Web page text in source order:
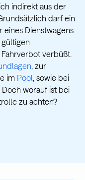
indirekt aus der
darf ein
eines Dienstwagens
verbüßt.
, zur
im Pool , sowie bei
. Doch worauf ist bei
zu achten?